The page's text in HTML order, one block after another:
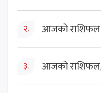
२. आजको राशिफल
३. आजको राशिफल,